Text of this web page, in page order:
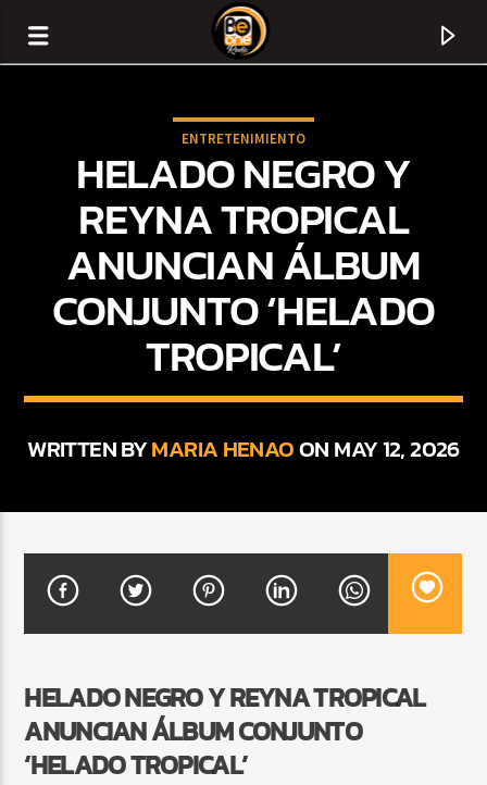
TITLE
CURRENT SHOW
FIESTA DJ MIX
9:00 PM 12:00 AM
Beone Radio
ENTRETENIMIENTO
HELADO NEGRO Y
REYNA TROPICAL
ANUNCIAN ÁLBUM
CONJUNTO ‘HELADO
TROPICAL’
WRITTEN BYMARIA HENAOON MAY 12, 2026
HELADO NEGRO Y REYNA TROPICAL
ANUNCIAN ÁLBUM CONJUNTO
‘HELADO TROPICAL’